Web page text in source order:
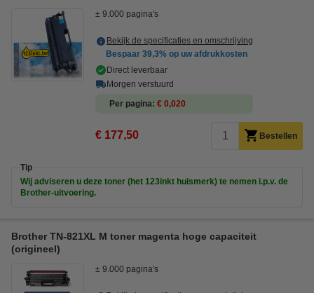
± 9.000 pagina's
Bekijk de specificaties en omschrijving
Bespaar 39,3% op uw afdrukkosten
Direct leverbaar
Morgen verstuurd
Per pagina € 0,020
€ 177,50 Bestellen
Tip
Wij adviseren u deze toner (het 123inkt huismerk) te nemen i.p.v. de
Brother-uitvoering.
Brother TN-821XL M toner magenta hoge capaciteit
(origineel)
± 9.000 pagina's